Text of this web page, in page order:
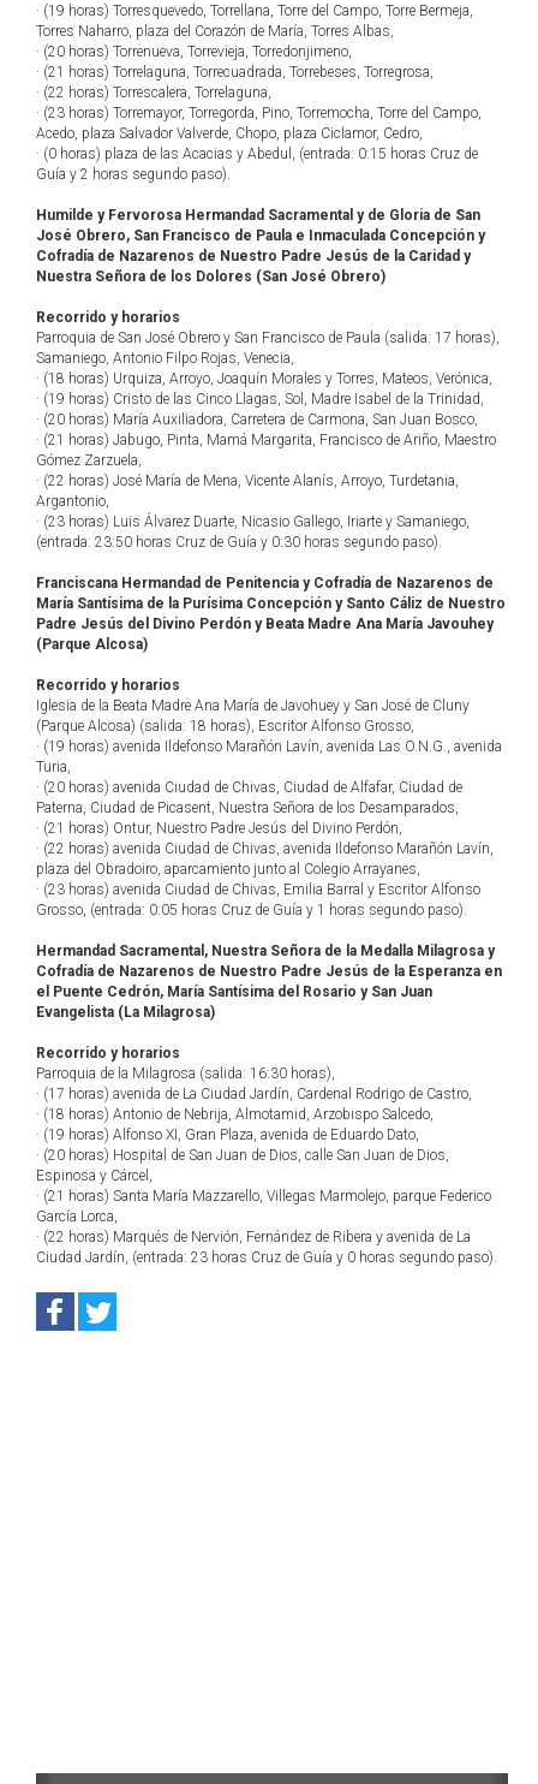
· (19 horas) Torresquevedo, Torrellana, Torre del Campo, Torre Bermeja,
Torres Naharro, plaza del Corazón de María, Torres Albas,
· (20 horas) Torrenueva, Torrevieja, Torredonjimeno,
· (21 horas) Torrelaguna, Torrecuadrada, Torrebeses, Torregrosa,
· (22 horas) Torrescalera, Torrelaguna,
· (23 horas) Torremayor, Torregorda, Pino, Torremocha, Torre del Campo,
Acedo, plaza Salvador Valverde, Chopo, plaza Ciclamor, Cedro,
· (0 horas) plaza de las Acacias y Abedul, (entrada: 0:15 horas Cruz de
Guía y 2 horas segundo paso).
Humilde y Fervorosa Hermandad Sacramental y de Gloria de San
José Obrero, San Francisco de Paula e Inmaculada Concepción y
Cofradía de Nazarenos de Nuestro Padre Jesús de la Caridad y
Nuestra Señora de los Dolores (San José Obrero)
Recorrido y horarios
Parroquia de San José Obrero y San Francisco de Paula (salida: 17 horas),
Samaniego, Antonio Filpo Rojas, Venecia,
· (18 horas) Urquiza, Arroyo, Joaquín Morales y Torres, Mateos, Verónica,
· (19 horas) Cristo de las Cinco Llagas, Sol, Madre Isabel de la Trinidad,
· (20 horas) María Auxiliadora, Carretera de Carmona, San Juan Bosco,
· (21 horas) Jabugo, Pinta, Mamá Margarita, Francisco de Ariño, Maestro
Gómez Zarzuela,
· (22 horas) José María de Mena, Vicente Alanís, Arroyo, Turdetania,
Argantonio,
· (23 horas) Luis Álvarez Duarte, Nicasio Gallego, Iriarte y Samaniego,
(entrada: 23:50 horas Cruz de Guía y 0:30 horas segundo paso).
Franciscana Hermandad de Penitencia y Cofradía de Nazarenos de
María Santísima de la Purísima Concepción y Santo Cáliz de Nuestro
Padre Jesús del Divino Perdón y Beata Madre Ana María Javouhey
(Parque Alcosa)
Recorrido y horarios
Iglesia de la Beata Madre Ana María de Javohuey y San José de Cluny
(Parque Alcosa) (salida: 18 horas), Escritor Alfonso Grosso,
· (19 horas) avenida Ildefonso Marañón Lavín, avenida Las O.N.G., avenida
Turia,
· (20 horas) avenida Ciudad de Chivas, Ciudad de Alfafar, Ciudad de
Paterna, Ciudad de Picasent, Nuestra Señora de los Desamparados,
· (21 horas) Ontur, Nuestro Padre Jesús del Divino Perdón,
· (22 horas) avenida Ciudad de Chivas, avenida Ildefonso Marañón Lavín,
plaza del Obradoiro, aparcamiento junto al Colegio Arrayanes,
· (23 horas) avenida Ciudad de Chivas, Emilia Barral y Escritor Alfonso
Grosso, (entrada: 0:05 horas Cruz de Guía y 1 horas segundo paso).
Hermandad Sacramental, Nuestra Señora de la Medalla Milagrosa y
Cofradía de Nazarenos de Nuestro Padre Jesús de la Esperanza en
el Puente Cedrón, María Santísima del Rosario y San Juan
Evangelista (La Milagrosa)
Recorrido y horarios
Parroquia de la Milagrosa (salida: 16:30 horas),
· (17 horas) avenida de La Ciudad Jardín, Cardenal Rodrigo de Castro,
· (18 horas) Antonio de Nebrija, Almotamid, Arzobispo Salcedo,
· (19 horas) Alfonso XI, Gran Plaza, avenida de Eduardo Dato,
· (20 horas) Hospital de San Juan de Dios, calle San Juan de Dios,
Espinosa y Cárcel,
· (21 horas) Santa María Mazzarello, Villegas Marmolejo, parque Federico
García Lorca,
· (22 horas) Marqués de Nervión, Fernández de Ribera y avenida de La
Ciudad Jardín, (entrada: 23 horas Cruz de Guía y 0 horas segundo paso).